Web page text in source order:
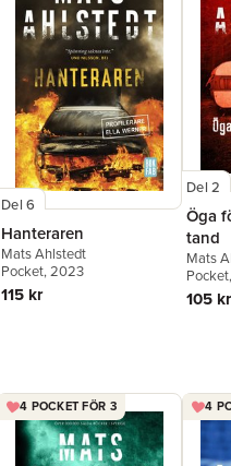
Del 6
Hanteraren
Mats Ahlstedt
Pocket, 2023
115 kr
Del 2
Öga
tand
Mats
Pocket
105 kr
4 POCKET FÖR 3 4